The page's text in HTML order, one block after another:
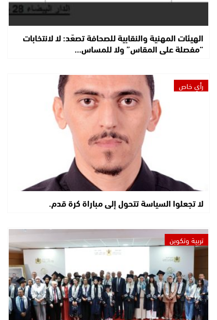
الهيئات المهنية والنقابية للصحافة تصعّد: لا لانتخابات
“مفصلة على المقاس” ولا للمساس…
رأي خاص
لا تجعلوا السياسة تتحول إلى مباراة كرة قدم.
تربية وتكوين